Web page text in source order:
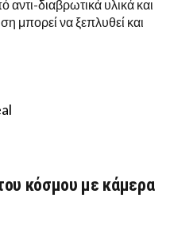
διαβρωτικά υλικά και
μπορεί να ξεπλυθεί και
κόσμου με κάμερα